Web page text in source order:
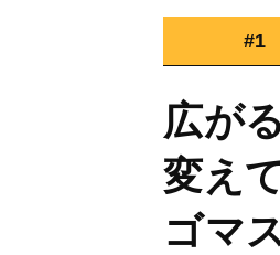
#1
広が
変え
ゴマ